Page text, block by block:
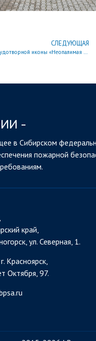
СЛЕДУЮЩАЯ
Курсанты академии прошли Крестным ходом в честь чудотворной иконы «Неопалимая Купина»
-
в Сибирском
пожарной
край,
ул. Северная, 1.
Красноярск,
Октября, 97.